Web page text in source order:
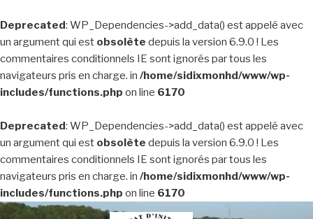
Deprecated: WP_Dependencies->add_data() est appelé avec
un argument qui est obsolète depuis la version 6.9.0 ! Les
commentaires conditionnels IE sont ignorés par tous les
navigateurs pris en charge. in /home/sidixmonhd/www/wp-
includes/functions.php on line 6170
Deprecated: WP_Dependencies->add_data() est appelé avec
un argument qui est obsolète depuis la version 6.9.0 ! Les
commentaires conditionnels IE sont ignorés par tous les
navigateurs pris en charge. in /home/sidixmonhd/www/wp-
includes/functions.php on line 6170
Aller